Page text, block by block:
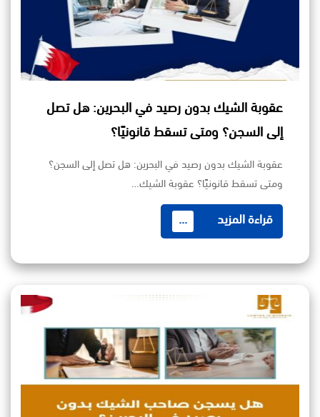
عقوبة الشيك بدون رصيد في البحرين: هل تصل
إلى السجن؟ ومتى تسقط قانونيًا؟
عقوبة الشيك بدون رصيد في البحرين: هل تصل إلى السجن؟
ومتى تسقط قانونيًا؟ عقوبة الشيك…
قراءة المزيد ...